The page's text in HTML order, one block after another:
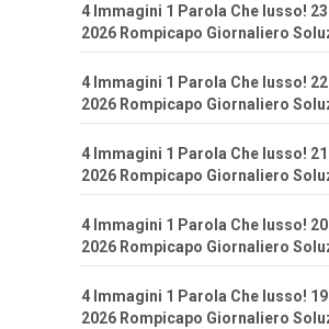
4 Immagini 1 Parola Che lusso!
2026 Rompicapo Giornaliero
4 Immagini 1 Parola Che lusso!
2026 Rompicapo Giornaliero
4 Immagini 1 Parola Che lusso!
2026 Rompicapo Giornaliero
4 Immagini 1 Parola Che lusso!
2026 Rompicapo Giornaliero
4 Immagini 1 Parola Che lusso!
2026 Rompicapo Giornaliero